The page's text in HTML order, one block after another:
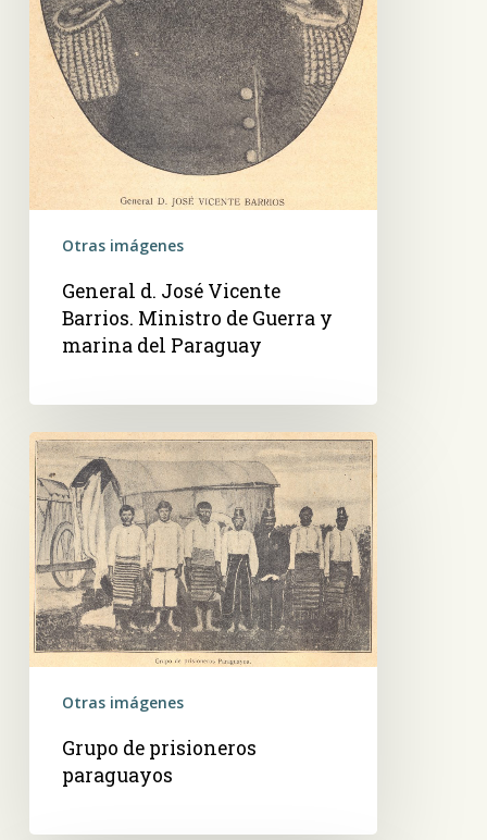
marina
Paraguay
Otras imágenes
General d. José Vicente
Barrios. Ministro de Guerra y
marina del Paraguay
Grupo
de
prisioneros
paraguayos
Otras imágenes
Grupo de prisioneros
paraguayos